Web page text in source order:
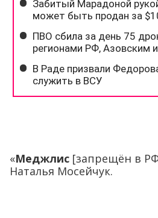
«Меджлис [запрещён в
Наталья Мосейчук.